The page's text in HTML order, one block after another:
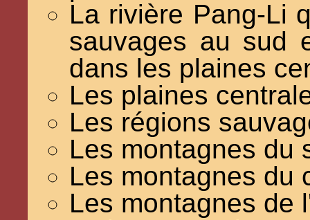
La rivière Pang-Li
sauvages au sud
dans les plaines
Les plaines
Les régions
Les montagnes du
Les montagnes du
Les montagnes de